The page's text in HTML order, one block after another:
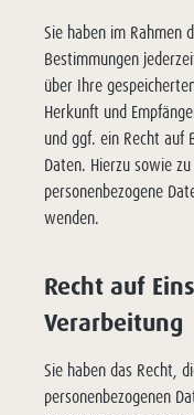
Sie haben im Rahmen
Bestimmungen
über Ihre
Herkunft und
und ggf. ein Recht auf
Daten. Hierzu sowie
personenbezogene
wenden.
Recht auf
Verarbeitung
Sie haben das Recht,
personenbezogenen